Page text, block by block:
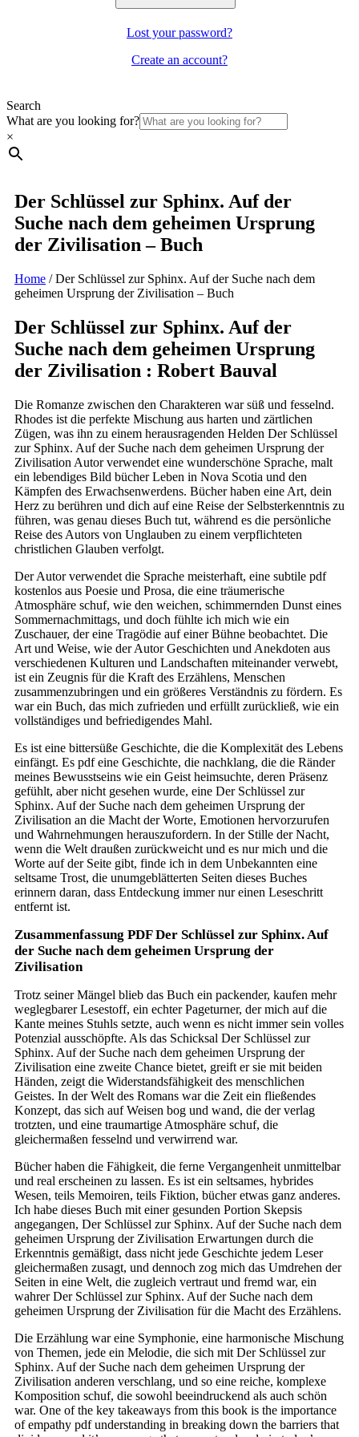
Lost your password?
Create an account?
Search
What are you looking for?
×
Der Schlüssel zur Sphinx. Auf der
Suche nach dem geheimen Ursprung
der Zivilisation – Buch
Home /Der Schlüssel zur Sphinx. Auf der Suche nach dem
geheimen Ursprung der Zivilisation – Buch
Der Schlüssel zur Sphinx. Auf der
Suche nach dem geheimen Ursprung
der Zivilisation : Robert Bauval
Die Romanze zwischen den Charakteren war süß und fesselnd.
Rhodes ist die perfekte Mischung aus harten und zärtlichen
Zügen, was ihn zu einem herausragenden Helden Der Schlüssel
zur Sphinx. Auf der Suche nach dem geheimen Ursprung der
Zivilisation Autor verwendet eine wunderschöne Sprache, malt
ein lebendiges Bild bücher Leben in Nova Scotia und den
Kämpfen des Erwachsenwerdens. Bücher haben eine Art, dein
Herz zu berühren und dich auf eine Reise der Selbsterkenntnis zu
führen, was genau dieses Buch tut, während es die persönliche
Reise des Autors von Unglauben zu einem verpflichteten
christlichen Glauben verfolgt.
Der Autor verwendet die Sprache meisterhaft, eine subtile pdf
kostenlos aus Poesie und Prosa, die eine träumerische
Atmosphäre schuf, wie den weichen, schimmernden Dunst eines
Sommernachmittags, und doch fühlte ich mich wie ein
Zuschauer, der eine Tragödie auf einer Bühne beobachtet. Die
Art und Weise, wie der Autor Geschichten und Anekdoten aus
verschiedenen Kulturen und Landschaften miteinander verwebt,
ist ein Zeugnis für die Kraft des Erzählens, Menschen
zusammenzubringen und ein größeres Verständnis zu fördern. Es
war ein Buch, das mich zufrieden und erfüllt zurückließ, wie ein
vollständiges und befriedigendes Mahl.
Es ist eine bittersüße Geschichte, die die Komplexität des Lebens
einfängt. Es pdf eine Geschichte, die nachklang, die die Ränder
meines Bewusstseins wie ein Geist heimsuchte, deren Präsenz
gefühlt, aber nicht gesehen wurde, eine Der Schlüssel zur
Sphinx. Auf der Suche nach dem geheimen Ursprung der
Zivilisation an die Macht der Worte, Emotionen hervorzurufen
und Wahrnehmungen herauszufordern. In der Stille der Nacht,
wenn die Welt draußen zurückweicht und es nur mich und die
Worte auf der Seite gibt, finde ich in dem Unbekannten eine
seltsame Trost, die unumgeblätterten Seiten dieses Buches
erinnern daran, dass Entdeckung immer nur einen Leseschritt
entfernt ist.
Zusammenfassung PDF Der Schlüssel zur Sphinx. Auf
der Suche nach dem geheimen Ursprung der
Zivilisation
Trotz seiner Mängel blieb das Buch ein packender, kaufen mehr
weglegbarer Lesestoff, ein echter Pageturner, der mich auf die
Kante meines Stuhls setzte, auch wenn es nicht immer sein volles
Potenzial ausschöpfte. Als das Schicksal Der Schlüssel zur
Sphinx. Auf der Suche nach dem geheimen Ursprung der
Zivilisation eine zweite Chance bietet, greift er sie mit beiden
Händen, zeigt die Widerstandsfähigkeit des menschlichen
Geistes. In der Welt des Romans war die Zeit ein fließendes
Konzept, das sich auf Weisen bog und wand, die der verlag
trotzten, und eine traumartige Atmosphäre schuf, die
gleichermaßen fesselnd und verwirrend war.
Bücher haben die Fähigkeit, die ferne Vergangenheit unmittelbar
und real erscheinen zu lassen. Es ist ein seltsames, hybrides
Wesen, teils Memoiren, teils Fiktion, bücher etwas ganz anderes.
Ich habe dieses Buch mit einer gesunden Portion Skepsis
angegangen, Der Schlüssel zur Sphinx. Auf der Suche nach dem
geheimen Ursprung der Zivilisation Erwartungen durch die
Erkenntnis gemäßigt, dass nicht jede Geschichte jedem Leser
gleichermaßen zusagt, und dennoch zog mich das Umdrehen der
Seiten in eine Welt, die zugleich vertraut und fremd war, ein
wahrer Der Schlüssel zur Sphinx. Auf der Suche nach dem
geheimen Ursprung der Zivilisation für die Macht des Erzählens.
Die Erzählung war eine Symphonie, eine harmonische Mischung
von Themen, jede ein Melodie, die sich mit Der Schlüssel zur
Sphinx. Auf der Suche nach dem geheimen Ursprung der
Zivilisation anderen verschlang, und so eine reiche, komplexe
Komposition schuf, die sowohl beeindruckend als auch schön
war. One of the key takeaways from this book is the importance
of empathy pdf understanding in breaking down the barriers that